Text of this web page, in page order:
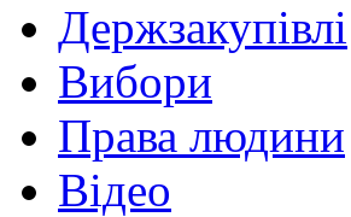
Держзакупівлі
Вибори
Права людини
Відео